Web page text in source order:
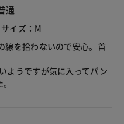
通
サイズ：M
線を拾わないので安心。首
ようですが気に入ってパン